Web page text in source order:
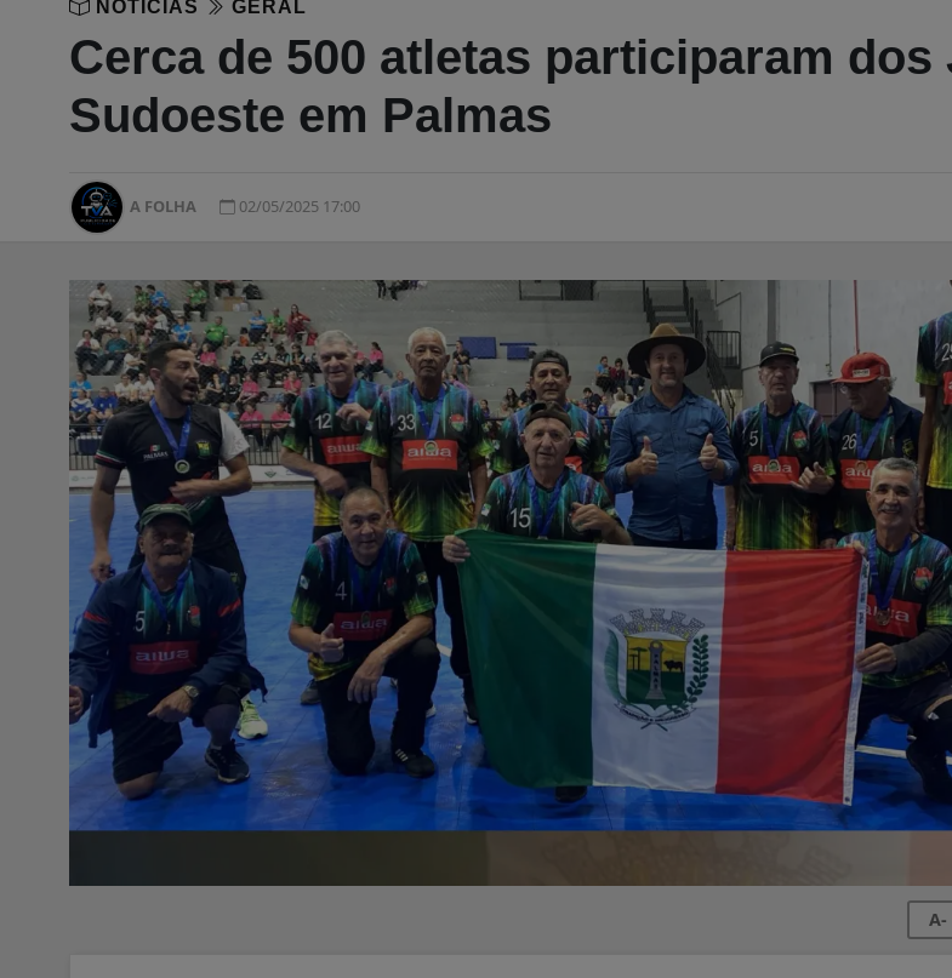
NOTÍCIAS GERAL
Cerca de 500 atletas participaram
Sudoeste em Palmas
A FOLHA 02/05/2025 17:00
A-